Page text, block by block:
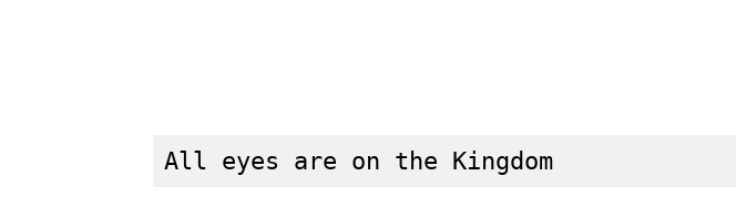
All eyes are on the Kingdom